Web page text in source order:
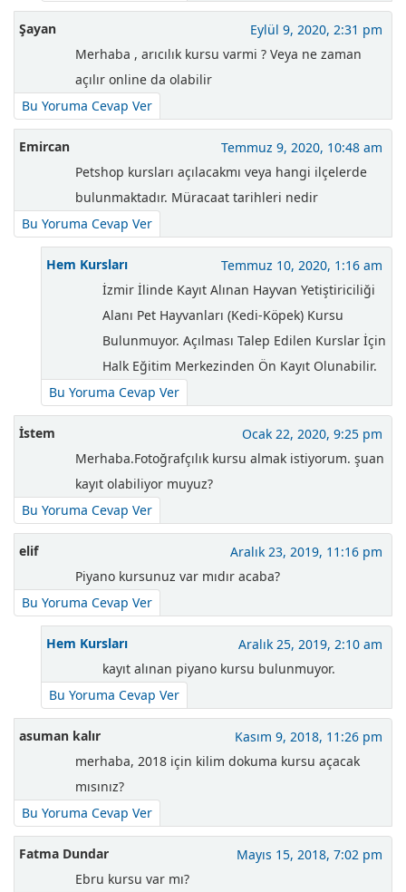
Şayan
Eylül 9, 2020, 2:31 pm
Merhaba , arıcılık kursu varmi ? Veya ne zaman
açılır online da olabilir
Bu Yoruma Cevap Ver
Emircan
Temmuz 9, 2020, 10:48 am
Petshop kursları açılacakmı veya hangi ilçelerde
bulunmaktadır. Müracaat tarihleri nedir
Bu Yoruma Cevap Ver
Hem Kursları
Temmuz 10, 2020, 1:16 am
İzmir İlinde Kayıt Alınan Hayvan Yetiştiriciliği
Alanı Pet Hayvanları (Kedi-Köpek) Kursu
Bulunmuyor. Açılması Talep Edilen Kurslar İçin
Halk Eğitim Merkezinden Ön Kayıt Olunabilir.
Bu Yoruma Cevap Ver
İstem
Ocak 22, 2020, 9:25 pm
Merhaba.Fotoğrafçılık kursu almak istiyorum. şuan
kayıt olabiliyor muyuz?
Bu Yoruma Cevap Ver
elif
Aralık 23, 2019, 11:16 pm
Piyano kursunuz var mıdır acaba?
Bu Yoruma Cevap Ver
Hem Kursları
Aralık 25, 2019, 2:10 am
kayıt alınan piyano kursu bulunmuyor.
Bu Yoruma Cevap Ver
asuman kalır
Kasım 9, 2018, 11:26 pm
merhaba, 2018 için kilim dokuma kursu açacak
mısınız?
Bu Yoruma Cevap Ver
Fatma Dundar
Mayıs 15, 2018, 7:02 pm
Ebru kursu var mı?